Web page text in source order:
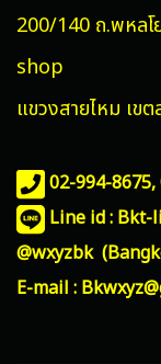
200/140 ถ.พหล
shop
แขวงสายไหม เข
02-994-
Line id : Bkt-
@wxyzbk
E-mail :